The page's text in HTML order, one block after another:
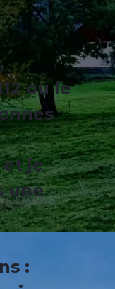
ou le
je
une
: